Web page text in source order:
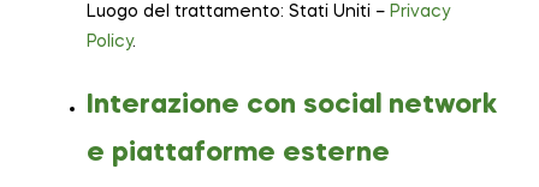
Luogo del trattamento: Stati Uniti – Privacy
Policy.
Interazione con social network
e piattaforme esterne